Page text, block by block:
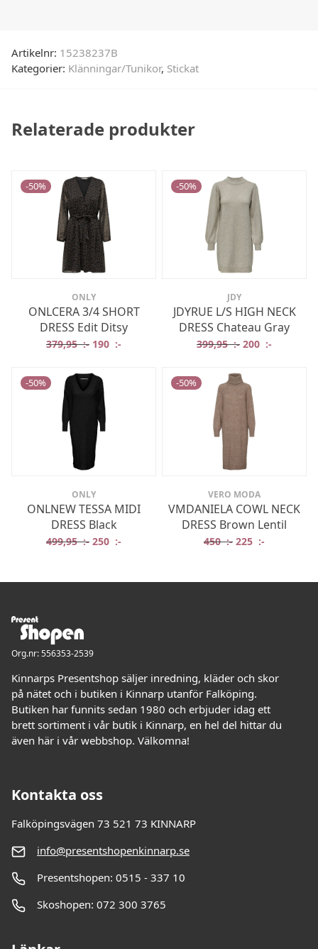
Artikelnr: 15238237B
Kategorier: Klänningar/Tunikor, Stickat
Relaterade produkter
-50%
ONLY
ONLCERA 3/4 SHORT
DRESS Edit Ditsy
379,95:- Det ursprungliga priset var: 379,95 :-.
190 :- Det nuvarande priset är: 190 :-.
-50%
JDY
JDYRUE L/S HIGH NECK
DRESS Chateau Gray
399,95:- Det
200 :-
-50%
ONLY
ONLNEW TESSA MIDI
DRESS Black
499,95:- Det ursprungliga priset var: 499,95 :-.
250 :- Det nuvarande priset är: 250 :-.
-50%
VERO MODA
VMDANIELA COWL NECK
DRESS Brown Lentil
450:- Det
225 :-
Org.nr: 556353-2539
Kinnarps Presentshop säljer inredning, kläder och skor
på nätet och i butiken i Kinnarp utanför Falköping.
Butiken har funnits sedan 1980 och erbjuder idag ett
brett sortiment i vår butik i Kinnarp, en hel del hittar du
även här i vår webbshop. Välkomna!
Kontakta oss
Falköpingsvägen 73 521 73 KINNARP
info@presentshopenkinnarp.se
Presentshopen: 0515 - 337 10
Skoshopen: 072 300 3765